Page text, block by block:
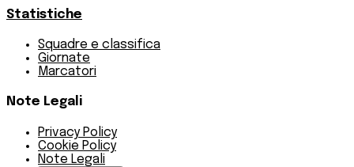
Statistiche
Squadre e classifica
Giornate
Marcatori
Note Legali
Privacy Policy
Cookie Policy
Note Legali